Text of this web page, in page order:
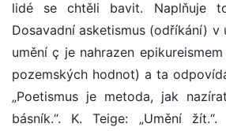
lidé se chtěli bavit. Naplňuje
Dosavadní asketismus (odříkání) v
umění ç je nahrazen
pozemských hodnot) a ta
„Poetismus je metoda, jak
básník.“. K. Teige: „Umění